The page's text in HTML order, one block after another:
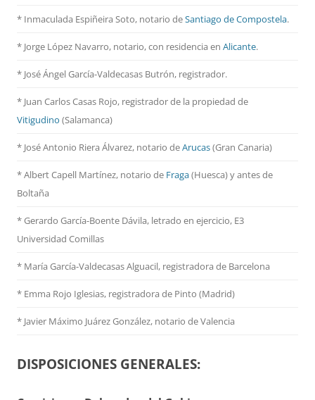
* Inmaculada Espiñeira Soto, notario deSantiago de Compostela.
* Jorge López Navarro, notario, con residencia en Alicante.
* José Ángel García-Valdecasas Butrón, registrador.
* Juan Carlos Casas Rojo, registrador de la propiedad de
Vitigudino (Salamanca)
* José Antonio Riera Álvarez, notario deArucas(Gran Canaria)
* Albert Capell Martínez, notario de Fraga(Huesca) y antes de
Boltaña
* Gerardo García-Boente Dávila, letrado en ejercicio, E3
Universidad Comillas
* María García-Valdecasas Alguacil, registradora de Barcelona
* Emma Rojo Iglesias, registradora de Pinto (Madrid)
* Javier Máximo Juárez González, notario de Valencia
DISPOSICIONES GENERALES: